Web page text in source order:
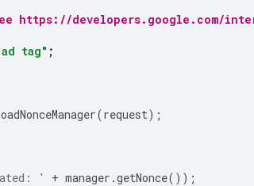
https://developers.google.com/
tag" ;
(request);
' + manager .getNonce());